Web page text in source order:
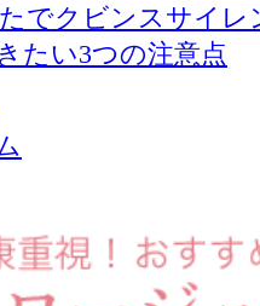
でクビンスサイレ
たい3つの注意点